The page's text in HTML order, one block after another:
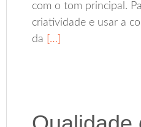
com o tom principal.
criatividade e usar a
da […]